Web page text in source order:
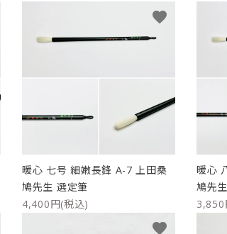
暖心 七号 細嫩長鋒 A-7 上田桑
鳩先生 選定筆
4,400円(税込)
favorite
暖心
鳩先
3,850
favorite